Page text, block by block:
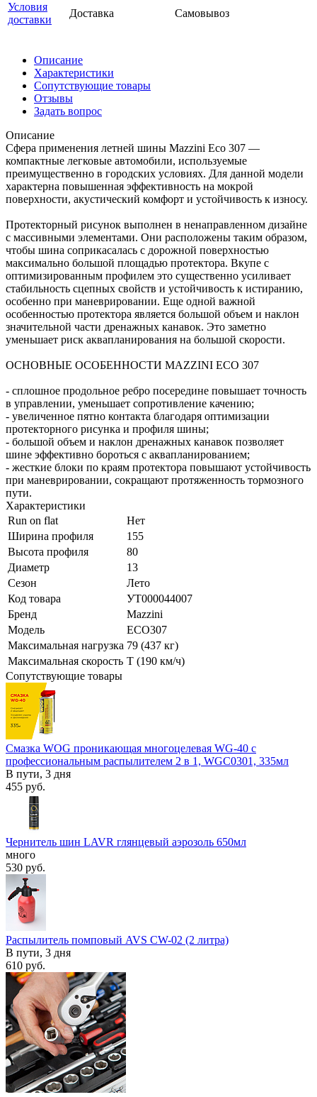
Условия
доставки
Доставка Самовывоз
Описание
Характеристики
Сопутствующие товары
Отзывы
Задать вопрос
Описание
Сфера применения летней шины Mazzini Eco 307 —
компактные легковые автомобили, используемые
преимущественно в городских условиях. Для данной модели
характерна повышенная эффективность на мокрой
поверхности, акустический комфорт и устойчивость к износу.
Протекторный рисунок выполнен в ненаправленном дизайне
с массивными элементами. Они расположены таким образом,
чтобы шина соприкасалась с дорожной поверхностью
максимально большой площадью протектора. Вкупе с
оптимизированным профилем это существенно усиливает
стабильность сцепных свойств и устойчивость к истиранию,
особенно при маневрировании. Еще одной важной
особенностью протектора является большой объем и наклон
значительной части дренажных канавок. Это заметно
уменьшает риск аквапланирования на большой скорости.
ОСНОВНЫЕ ОСОБЕННОСТИ MAZZINI ECO 307
- сплошное продольное ребро посередине повышает точность
в управлении, уменьшает сопротивление качению;
- увеличенное пятно контакта благодаря оптимизации
протекторного рисунка и профиля шины;
- большой объем и наклон дренажных канавок позволяет
шине эффективно бороться с аквапланированием;
- жесткие блоки по краям протектора повышают устойчивость
при маневрировании, сокращают протяженность тормозного
пути.
Характеристики
Run on flat
Нет
Ширина профиля
155
Высота профиля
80
Диаметр
13
Сезон
Лето
Код товара
УТ000044007
Бренд
Mazzini
Модель
ECO307
Максимальная нагрузка 79 (437 кг)
Максимальная скорость T (190 км/ч)
Сопутствующие товары
Смазка WOG проникающая многоцелевая WG-40 с
профессиональным распылителем 2 в 1, WGC0301, 335мл
В пути, 3 дня
455 руб.
Чернитель шин LAVR глянцевый аэрозоль 650мл
много
530 руб.
Распылитель помповый AVS CW-02 (2 литра)
В пути, 3 дня
610 руб.